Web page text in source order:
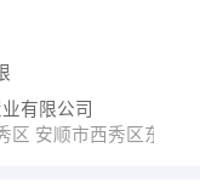
有限公司
区 安顺市西秀区东关